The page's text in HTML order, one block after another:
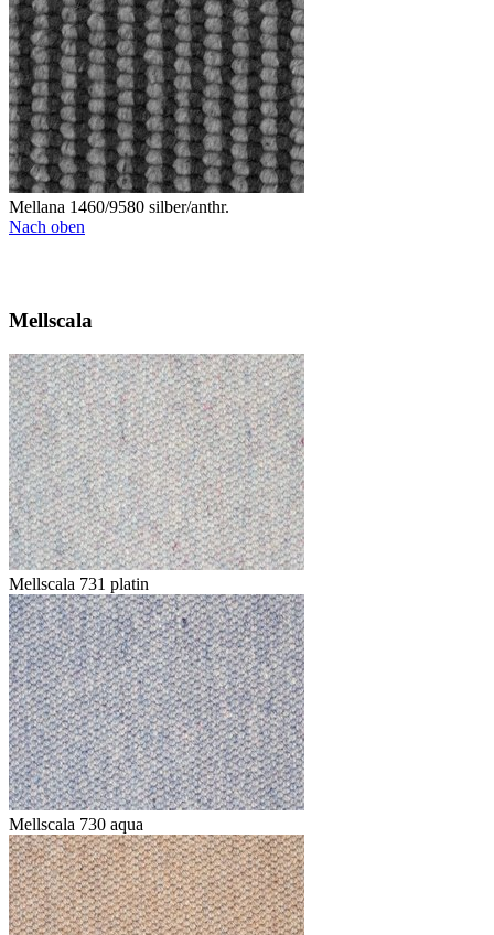
Mellana 1460/9580 silber/anthr.
Nach oben
Mellscala
Mellscala 731 platin
Mellscala 730 aqua